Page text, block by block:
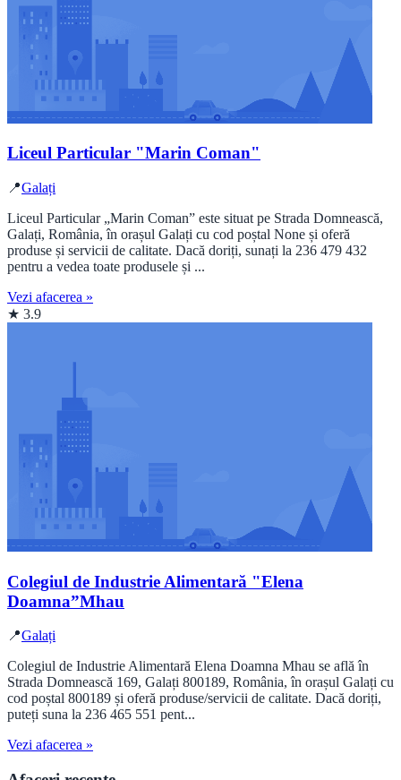
Liceul Particular "Marin Coman"
📍Galați
Liceul Particular „Marin Coman” este situat pe Strada Domnească,
Galați, România, în orașul Galați cu cod poștal None și oferă
produse și servicii de calitate. Dacă doriți, sunați la 236 479 432
pentru a vedea toate produsele și ...
Vezi afacerea »
★ 3.9
Colegiul de Industrie Alimentară "Elena
Doamna”Mhau
📍Galați
Colegiul de Industrie Alimentară Elena Doamna Mhau se află în
Strada Domnească 169, Galați 800189, România, în orașul Galați cu
cod poștal 800189 și oferă produse/servicii de calitate. Dacă doriți,
puteți suna la 236 465 551 pent...
Vezi afacerea »